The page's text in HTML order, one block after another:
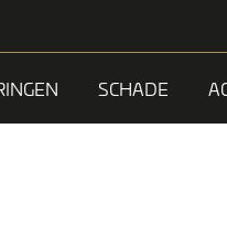
SCHADE